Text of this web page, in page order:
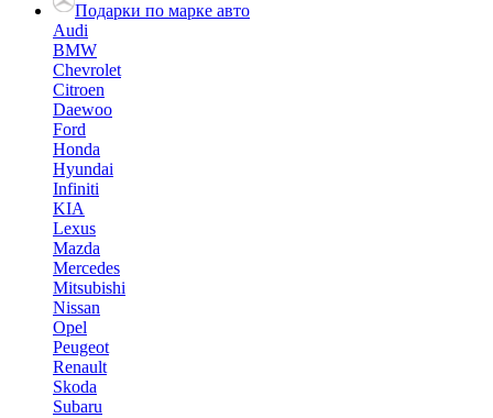
Подарки по марке авто
Audi
BMW
Chevrolet
Citroen
Daewoo
Ford
Honda
Hyundai
Infiniti
KIA
Lexus
Mazda
Mercedes
Mitsubishi
Nissan
Opel
Peugeot
Renault
Skoda
Subaru